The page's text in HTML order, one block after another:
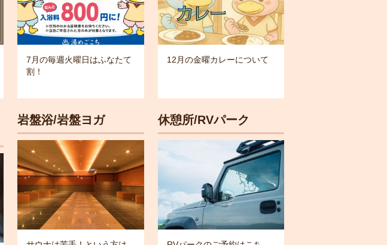
7月の毎週火曜日はふなたて
割！
12月の金曜カレーについて
岩盤浴/岩盤ヨガ 休憩所/RVパーク